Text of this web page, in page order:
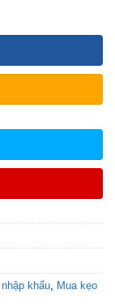
nhập khẩu, Mua kẹo